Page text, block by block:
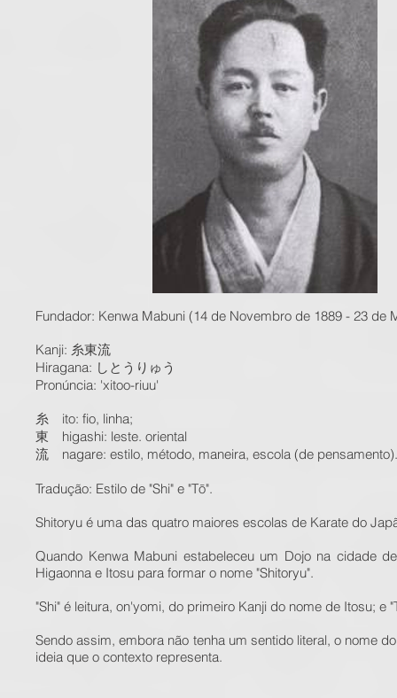
Fundador: Kenwa Mabuni (14 de Novembro de 1889 - 23 de
Kanji: 糸東流
Hiragana: しとうりゅう
Pronúncia: 'xitoo-riuu'
糸 ito: fio, linha;
東 higashi: leste. oriental
流 nagare: estilo, método, maneira, escola (de pensamento).
Tradução: Estilo de "Shi" e "Tō".
Shitoryu é uma das quatro maiores escolas de Karate do
Quando Kenwa Mabuni estabeleceu um Dojo na cidade
Higaonna e Itosu para formar o nome "Shitoryu".
"Shi" é leitura, on'yomi, do primeiro Kanji do nome de Itosu; e
Sendo assim, embora não tenha um sentido literal, o nome
ideia que o contexto representa.